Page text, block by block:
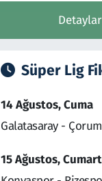
Süper Lig
14 Ağustos, Cuma
Galatasaray -
15 Ağustos,